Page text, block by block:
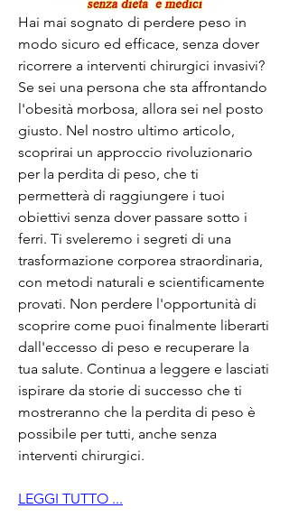
Hai mai sognato di perdere peso in
modo sicuro ed efficace, senza dover
ricorrere a interventi chirurgici invasivi?
Se sei una persona che sta affrontando
l'obesità morbosa, allora sei nel posto
giusto. Nel nostro ultimo articolo,
scoprirai un approccio rivoluzionario
per la perdita di peso, che ti
permetterà di raggiungere i tuoi
obiettivi senza dover passare sotto i
ferri. Ti sveleremo i segreti di una
trasformazione corporea straordinaria,
con metodi naturali e scientificamente
provati. Non perdere l'opportunità di
scoprire come puoi finalmente liberarti
dall'eccesso di peso e recuperare la
tua salute. Continua a leggere e lasciati
ispirare da storie di successo che ti
mostreranno che la perdita di peso è
possibile per tutti, anche senza
interventi chirurgici.
LEGGI TUTTO ...